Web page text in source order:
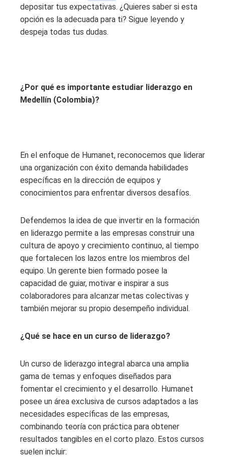
depositar tus expectativas. ¿Quieres saber si esta
opción es la adecuada para ti? Sigue leyendo y
despeja todas tus dudas.
¿Por qué es importante estudiar liderazgo en
Medellín (Colombia)?
En el enfoque de Humanet, reconocemos que liderar
una organización con éxito demanda habilidades
específicas en la dirección de equipos y
conocimientos para enfrentar diversos desafíos.
Defendemos la idea de que invertir en la formación
en liderazgo permite a las empresas construir una
cultura de apoyo y crecimiento continuo, al tiempo
que fortalecen los lazos entre los miembros del
equipo. Un gerente bien formado posee la
capacidad de guiar, motivar e inspirar a sus
colaboradores para alcanzar metas colectivas y
también mejorar su propio desempeño individual.
¿Qué se hace en un curso de liderazgo?
Un curso de liderazgo integral abarca una amplia
gama de temas y enfoques diseñados para
fomentar el crecimiento y el desarrollo. Humanet
posee un área exclusiva de cursos adaptados a las
necesidades específicas de las empresas,
combinando teoría con práctica para obtener
resultados tangibles en el corto plazo. Estos cursos
suelen incluir: